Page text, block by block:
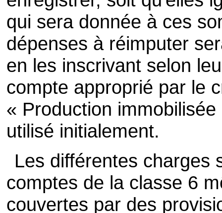
qui sera donnée à ces
dépenses à réimputer
en les inscrivant selon
compte approprié par le
« Production
utilisé initialement.
Les différentes charges
comptes de la classe 6
couvertes par des